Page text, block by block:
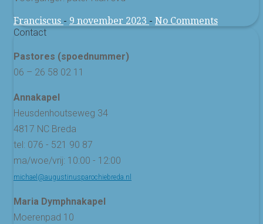
Franciscus - 9 november 2023 - No Comments
Contact
Pastores (spoednummer)
06 – 26 58 02 11
Annakapel
Heusdenhoutseweg 34
4817 NC Breda
tel: 076 - 521 90 87
ma/woe/vrij: 10:00 - 12:00
michael@augustinusparochiebreda.nl
Maria Dymphnakapel
Moerenpad 10